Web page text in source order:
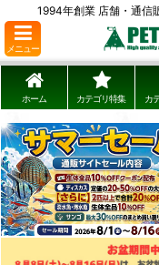
1994年創業 店舗・通信
メニュー
ホーム カテゴリ特集 カ